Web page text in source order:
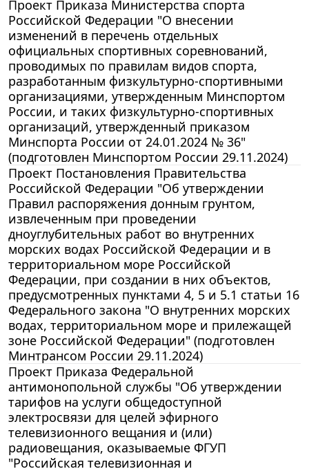
Проект Приказа Министерства спорта
Российской Федерации "О внесении
изменений в перечень отдельных
официальных спортивных соревнований,
проводимых по правилам видов спорта,
разработанным физкультурно-спортивными
организациями, утвержденным Минспортом
России, и таких физкультурно-спортивных
организаций, утвержденный приказом
Минспорта России от 24.01.2024 № 36"
(подготовлен Минспортом России 29.11.2024)
Проект Постановления Правительства
Российской Федерации "Об утверждении
Правил распоряжения донным грунтом,
извлеченным при проведении
дноуглубительных работ во внутренних
морских водах Российской Федерации и в
территориальном море Российской
Федерации, при создании в них объектов,
предусмотренных пунктами 4, 5 и 5.1 статьи 16
Федерального закона "О внутренних морских
водах, территориальном море и прилежащей
зоне Российской Федерации" (подготовлен
Минтрансом России 29.11.2024)
Проект Приказа Федеральной
антимонопольной службы "Об утверждении
тарифов на услуги общедоступной
электросвязи для целей эфирного
телевизионного вещания и (или)
радиовещания, оказываемые ФГУП
"Российская телевизионная и